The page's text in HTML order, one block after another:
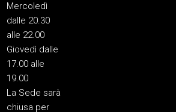
Mercoledì
dalle 20.30
alle 22.00
Giovedì dalle
17.00 alle
19.00
La Sede sarà
chiusa per